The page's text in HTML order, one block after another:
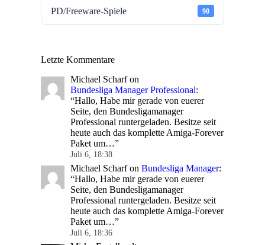
PD/Freeware-Spiele 90
Letzte Kommentare
Michael Scharfon
Bundesliga Manager Professional:
“Hallo, Habe mir gerade von euerer
Seite, den Bundesligamanager
Professional runtergeladen. Besitze seit
heute auch das komplette Amiga-Forever
Paket um…”
Juli 6, 18:38
Michael Scharfon Bundesliga Manager:
“Hallo, Habe mir gerade von euerer
Seite, den Bundesligamanager
Professional runtergeladen. Besitze seit
heute auch das komplette Amiga-Forever
Paket um…”
Juli 6, 18:36